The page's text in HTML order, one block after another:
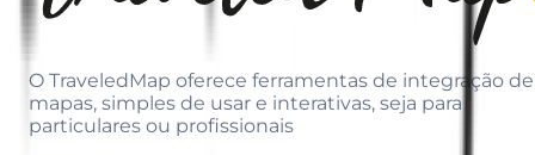
O TraveledMap oferece ferramentas de integração de
mapas, simples de usar e interativas, seja para
particulares ou profissionais